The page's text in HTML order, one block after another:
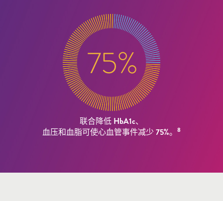
联合降低 HbA1c、
血压和血脂可使心血管事件减少 75%。 8